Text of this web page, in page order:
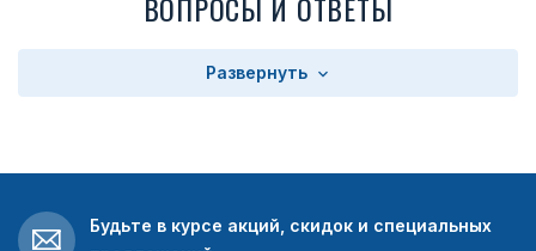
Развернуть
Будьте в курсе акций, скидок и специальных